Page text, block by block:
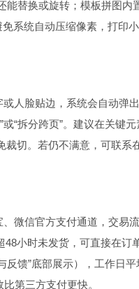
能替换或旋转；模板拼图内
系统自动压缩像素，打印小
人脸贴边，系统会自动弹
“拆分跨页”。建议在关键元
裁切。若仍不满意，可联系
微信官方支付通道，交易
48小时未发货，可直接在订
反馈”底部展示），工作日平
第三方支付更快。